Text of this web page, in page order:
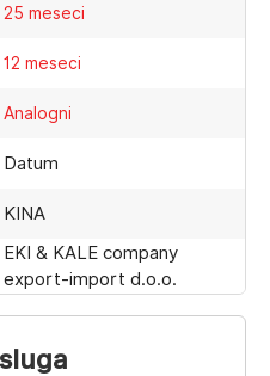
25 meseci
12 meseci
Analogni
Datum
KINA
EKI & KALE company
export-import d.o.o.